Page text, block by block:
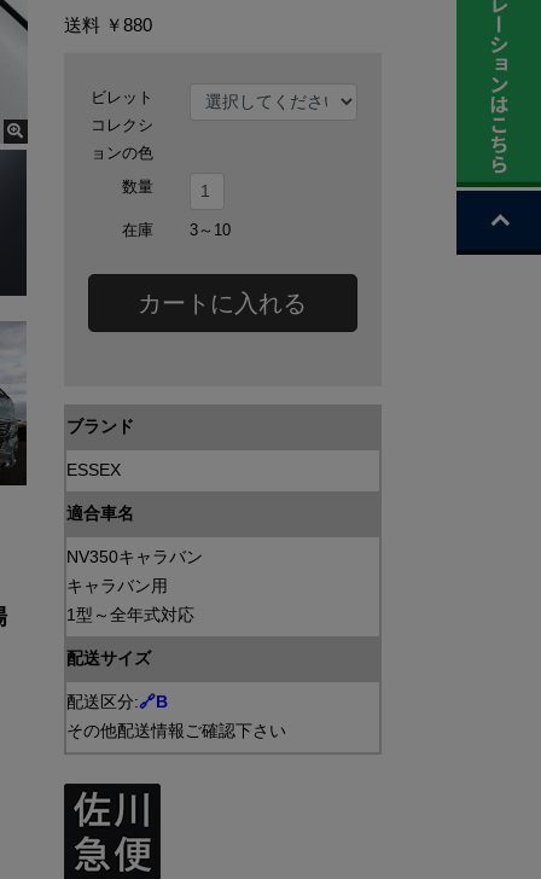
送料 ￥880
ビレット
コレクシ
ョンの色
数量
在庫 3～10
カートに入れる
ブランド
ESSEX
適合車名
NV350キャラバン
キャラバン用
1型～全年式対応
配送サイズ
配送区分:🔗B
その他配送情報ご確認下さい